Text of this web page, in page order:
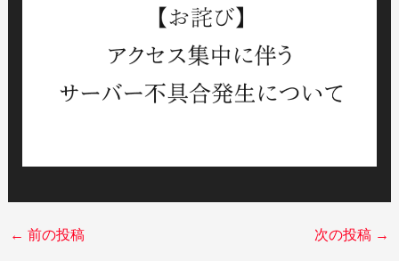
← 前の投稿 次の投稿 →